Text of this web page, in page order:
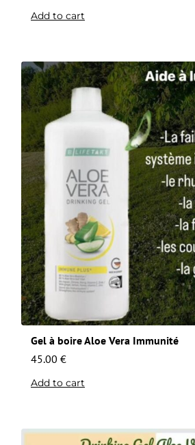
Add to cart
Gel à boire Aloe Vera Immunité
45.00 €
Add to cart